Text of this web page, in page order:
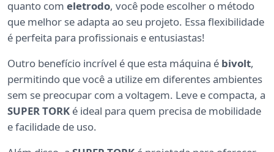
quanto com eletrodo, você pode escolher o método
que melhor se adapta ao seu projeto. Essa flexibilidade
é perfeita para profissionais e entusiastas!
Outro benefício incrível é que esta máquina é bivolt,
permitindo que você a utilize em diferentes ambientes
sem se preocupar com a voltagem. Leve e compacta, a
SUPER TORK é ideal para quem precisa de mobilidade
e facilidade de uso.